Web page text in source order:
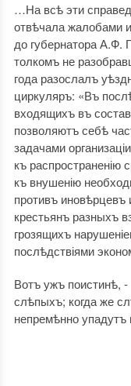
…На всѣ эти
отвѣчала жалобами
до губернатора А.Ф.
толкомъ не
года разослалъ
циркуляръ: «Въ
входящихъ въ
позволяютъ себѣ
задачами
къ распространенію
къ внушенію
противъ
крестьянъ разныхъ
грозящихъ
послѣдствіями
Вотъ ужъ поистинѣ,
слѣпыхъ; когда же
непремѣнно